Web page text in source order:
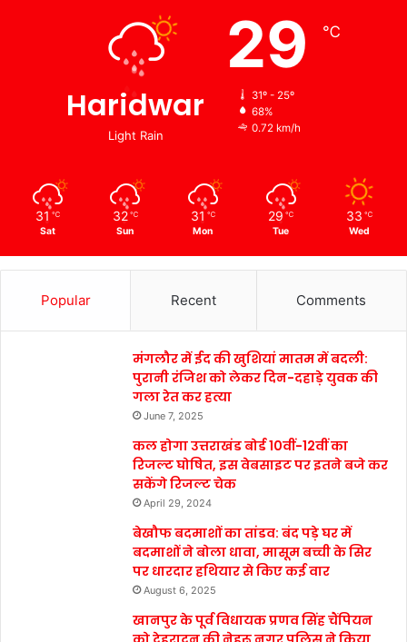
Haridwar
Light Rain
29 ℃
31º - 25º
68%
0.72 km/h
31 ℃
Sat
32 ℃
Sun
31 ℃
Mon
29 ℃
Tue
33 ℃
Wed
Popular Recent Comments
मंगलौर में ईद की खुशियां मातम में बदली:
पुरानी रंजिश को लेकर दिन-दहाड़े युवक की
गला रेत कर हत्या
June 7, 2025
कल होगा उत्तराखंड बोर्ड 10वीं-12वीं का
रिजल्ट घोषित, इस वेबसाइट पर इतने बजे कर
सकेंगे रिजल्ट चेक
April 29, 2024
बेखौफ बदमाशों का तांडव: बंद पड़े घर में
बदमाशों ने बोला धावा, मासूम बच्ची के सिर
पर धारदार हथियार से किए कई वार
August 6, 2025
खानपुर के पूर्व विधायक प्रणव सिंह चैंपियन